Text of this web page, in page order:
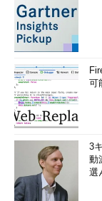
可
3
動
選